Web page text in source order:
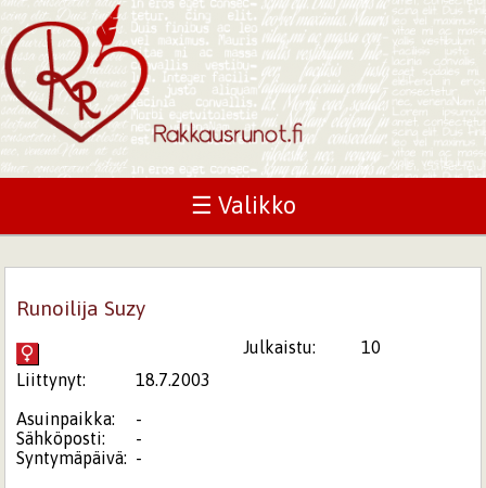
☰ Valikko
Runoilija Suzy
Julkaistu:
10
Liittynyt:
18.7.2003
Asuinpaikka:
-
Sähköposti:
-
Syntymäpäivä: -